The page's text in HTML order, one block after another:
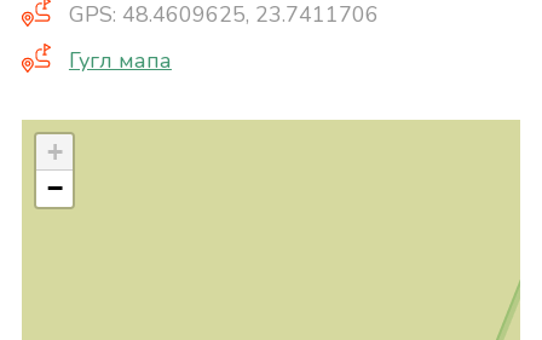
GPS: 48.4609625, 23.7411706
Гугл мапа
+
−